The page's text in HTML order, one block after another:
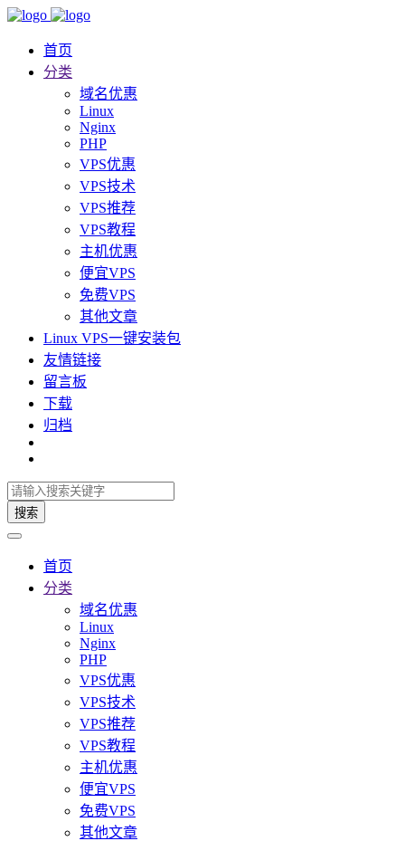
首页
分类
域名优惠
Linux
Nginx
PHP
VPS优惠
VPS技术
VPS推荐
VPS教程
主机优惠
便宜VPS
免费VPS
其他文章
Linux VPS一键安装包
友情链接
留言板
下载
归档
搜索
首页
分类
域名优惠
Linux
Nginx
PHP
VPS优惠
VPS技术
VPS推荐
VPS教程
主机优惠
便宜VPS
免费VPS
其他文章